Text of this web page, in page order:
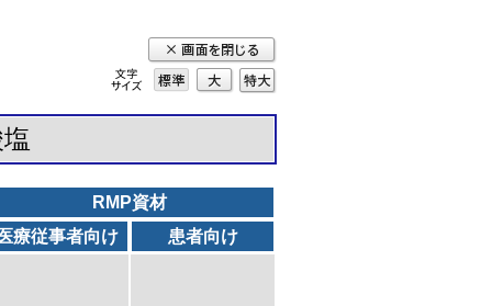
標準 大
特
大
RMP資材
医療従事者向け
患者向け